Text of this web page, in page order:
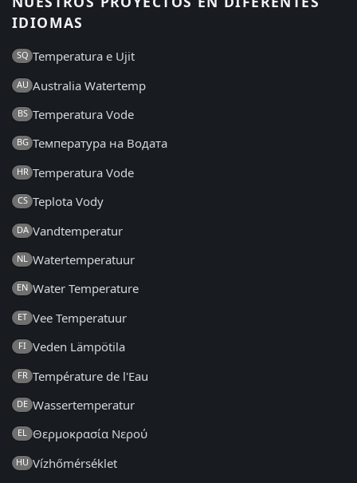
IDIOMAS
SQ Temperatura e Ujit
AU Australia Watertemp
BS Temperatura Vode
BG Температура на Водата
HR Temperatura Vode
CS Teplota Vody
DA Vandtemperatur
NL Watertemperatuur
EN Water Temperature
ET Vee Temperatuur
FI Veden Lämpötila
FR Température de l'Eau
DE Wassertemperatur
EL Θερμοκρασία Νερού
HU Vízhőmérséklet